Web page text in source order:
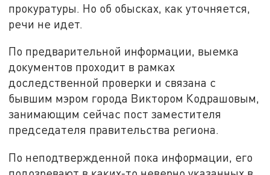
прокуратуры. Но об обысках, как уточняется,
речи не идет.
По предварительной информации, выемка
документов проходит в рамках
доследственной проверки и связана с
бывшим мэром города Виктором Кодрашовым,
занимающим сейчас пост заместителя
председателя правительства региона.
По неподтвержденной пока информации, его